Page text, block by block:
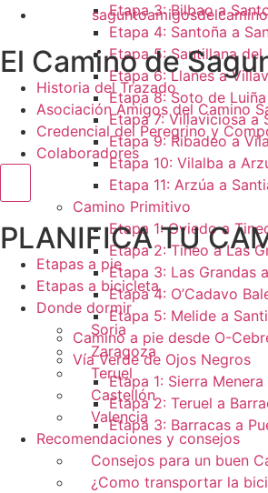
Etapa 3: Bilbao a
Etapa 4: Santoña a
Etapa 5: Santillana del
Etapa 6: Llanes a
Etapa 8: Soto de
Etapa 7: Villaviciosa a
Etapa 9: Ribadeo a
Etapa 10: Vilalba a
Etapa 11: Arzúa a
Camino Primitivo
Etapa 1: Oviedo a
Etapa 2: Tineo a Las
Etapa 3: Las Grandas
Etapa 4: O’Cadavo
Etapa 5: Melide a
Camino a pie desde O-
Vía Verde de Ojos Negros
Etapa 1: Sierra Menera
Etapa 2: Teruel a
Etapa 3: Barracas a
El Camino de
Historia del Trazado
Asociación Amigos del Camino
Credencial del Peregrino y
Colaboradores
Menú conmutador hamburguesa
PLANIFICA TU
Etapas a pie
Etapas a bicicleta
Donde dormir
Soria
Zaragoza
Teruel
Castellón
Valencia
Recomendaciones y consejos
Consejos para un buen
¿Como transportar la